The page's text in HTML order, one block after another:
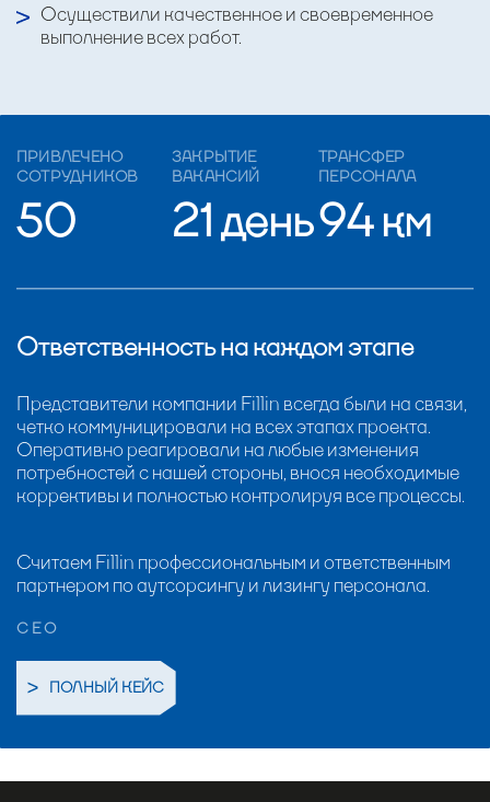
Осуществили качественное и своевременное
выполнение всех работ.
ПРИВЛЕЧЕНО
СОТРУДНИКОВ
50
ЗАКРЫТИЕ
ВАКАНСИЙ
21 день
ТРАНСФЕР
ПЕРСОНАЛА
94 км
Ответственность на каждом этапе
Представители компании Fillin всегда были на связи,
четко коммуницировали на всех этапах проекта.
Оперативно реагировали на любые изменения
потребностей с нашей стороны, внося необходимые
коррективы и полностью контролируя все процессы.
Считаем Fillin профессиональным и ответственным
партнером по аутсорсингу и лизингу персонала.
CEO
ПОЛНЫЙ КЕЙС